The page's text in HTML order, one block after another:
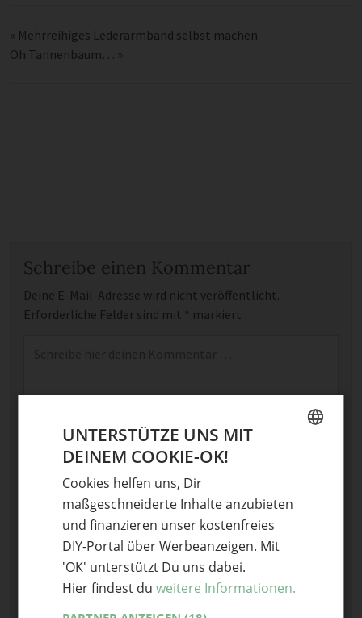
« Mehrreihiges Lederarmband selbst machen
Oh Tannenbaum… »
Schreibe einen Kommentar
Deine E-Mail-Adresse wird nicht veröffentlicht.
Erforderliche Felder sind mit * markiert
Optional: Foto teilen
Bild anhängen
UNTERSTÜTZE UNS MIT
DEINEM COOKIE-OK!
Cookies helfen uns, Dir
maßgeschneiderte Inhalte anzubieten
und finanzieren unser kostenfreies
DIY-Portal über Werbeanzeigen. Mit
'OK' unterstützt Du uns dabei.
Hier findest du weitere Informationen.